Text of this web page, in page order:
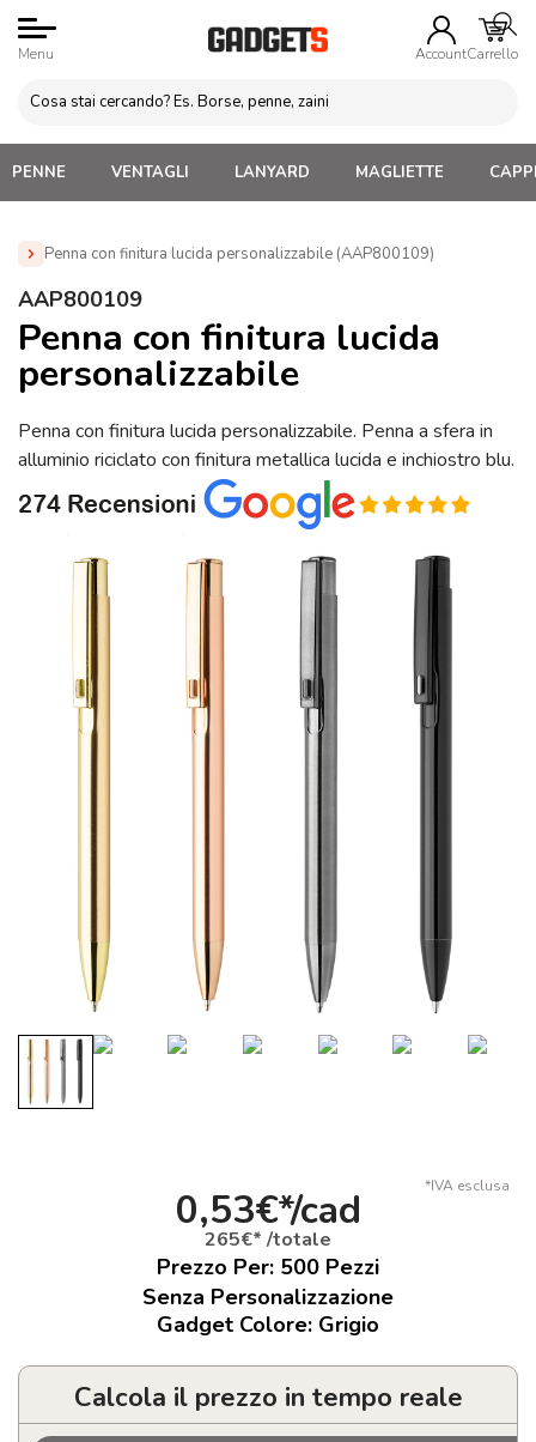
Menu AccountCarrello
PENNE VENTAGLI LANYARD MAGLIETTE
Penna con finitura lucida personalizzabile (AAP800109)
Home »
Penne Personalizzate con LOGO, Matite, Pastelli,
finitura lucida personalizzabile (AAP800109)
AAP800109
Penna con finitura lucida
personalizzabile
Penna con finitura lucida personalizzabile. Penna a sfera in
alluminio riciclato con finitura metallica lucida e inchiostro blu.
*IVA esclusa
0,53€*/cad
265€* /totale
Prezzo Per: 500 Pezzi
Senza Personalizzazione
Gadget Colore: Grigio
Calcola il prezzo in tempo reale